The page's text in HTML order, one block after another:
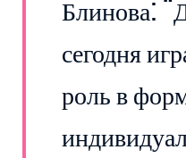
Блинова:
сегодня
роль в